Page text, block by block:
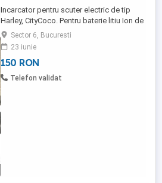
Incarcator pentru scuter electric de tip
Harley, CityCoco. Pentru baterie litiu Ion de
60V; Tensiunea de incarcare este de
67.2V! (standard pentru baterii Li-Ion de
60V). Putere de iesire: 2A; Se alimenteaza
de la priza normala 220V; Decuplare
automata cand bateria este incarcata
Sector 6, Bucuresti
23 iunie
150 RON
Telefon validat